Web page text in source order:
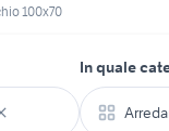
100x70
In quale